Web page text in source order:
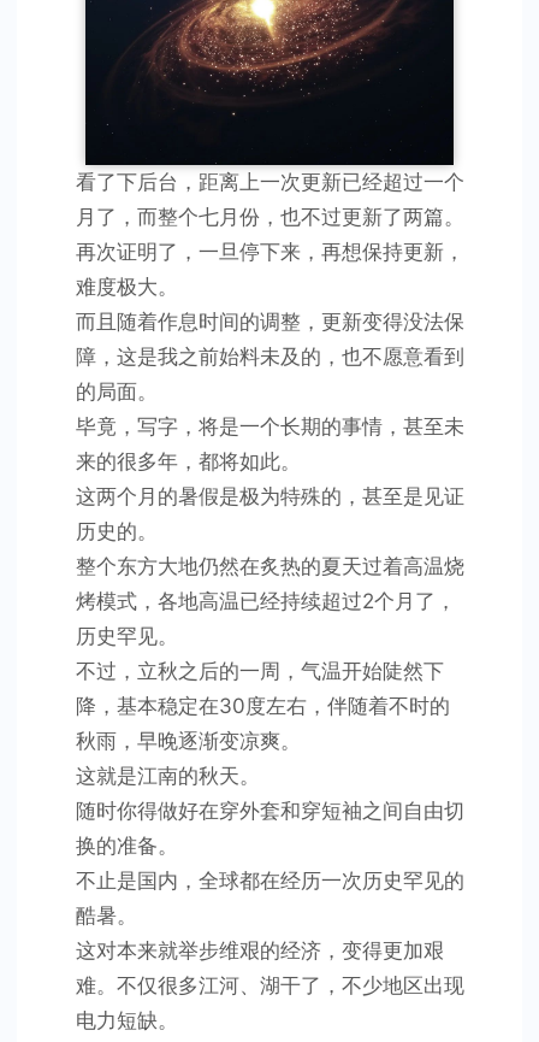
看了下后台，距离上一次更新已经超过一个
月了，而整个七月份，也不过更新了两篇。
再次证明了，一旦停下来，再想保持更新，
难度极大。
而且随着作息时间的调整，更新变得没法保
障，这是我之前始料未及的，也不愿意看到
的局面。
毕竟，写字，将是一个长期的事情，甚至未
来的很多年，都将如此。
这两个月的暑假是极为特殊的，甚至是见证
历史的。
整个东方大地仍然在炙热的夏天过着高温烧
烤模式，各地高温已经持续超过2个月了，
历史罕见。
不过，立秋之后的一周，气温开始陡然下
降，基本稳定在30度左右，伴随着不时的
秋雨，早晚逐渐变凉爽。
这就是江南的秋天。
随时你得做好在穿外套和穿短袖之间自由切
换的准备。
不止是国内，全球都在经历一次历史罕见的
酷暑。
这对本来就举步维艰的经济，变得更加艰
难。不仅很多江河、湖干了，不少地区出现
电力短缺。